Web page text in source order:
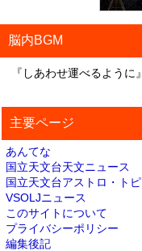
脳内BGM
『しあわせ運べるように』
主要ページ
あんてな
国立天文台天文ニュース
国立天文台アストロ・ト
VSOLJニュース
このサイトについて
プライバシーポリシー
編集後記